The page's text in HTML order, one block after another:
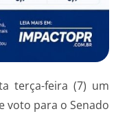
terça-feira (7) um
voto para o Senado